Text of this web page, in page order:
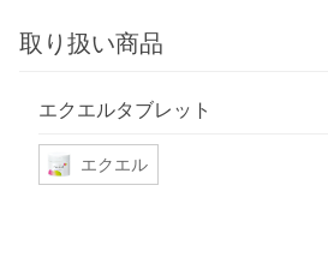
取り扱い商品
エクエルタブレット
エクエル